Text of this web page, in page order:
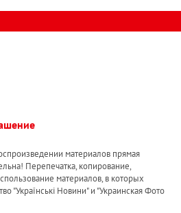
материалов прямая
Перепечатка, копирование,
материалов, в которых
"Українськi Новини" и "Украинская Фото